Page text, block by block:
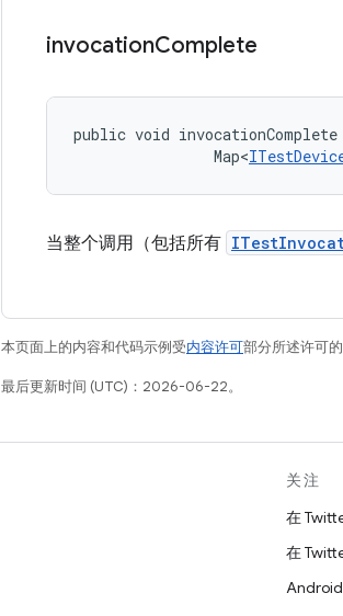
invocationComplete
public void
                Map<
当整个调用（包括所有
本页面上的内容和代码示例受内容许可部分所述许可
最后更新时间 (UTC)：2026-06-22。
关注
在
在